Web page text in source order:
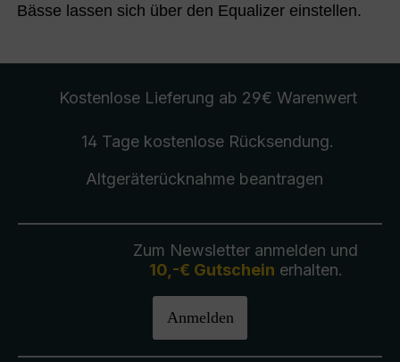
Bässe lassen sich über den Equalizer einstellen.
Kostenlose Lieferung ab 29€ Warenwert
14 Tage kostenlose Rücksendung.
Altgeräterücknahmebeantragen
Zum Newsletter anmelden und
10,-€ Gutschein erhalten.
Anmelden